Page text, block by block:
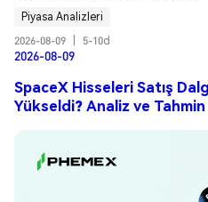
Piyasa Analizleri
2026-08-09
5-10d
2026-08-09
SpaceX Hisseleri Satış
Yükseldi? Analiz ve Tahmin